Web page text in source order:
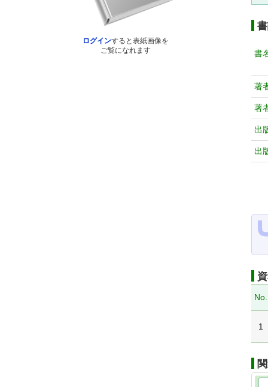
ログインすると表紙画像を
ご覧になれます
書
著
著
出
出
No.
1